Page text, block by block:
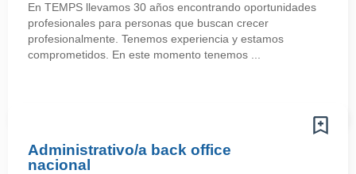
En TEMPS llevamos 30 años encontrando oportunidades
profesionales para personas que buscan crecer
profesionalmente. Tenemos experiencia y estamos
comprometidos. En este momento tenemos ...
Administrativo/a back office
nacional